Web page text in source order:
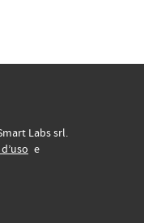
Labs srl.
scheda)
(si apre in un’altra
e